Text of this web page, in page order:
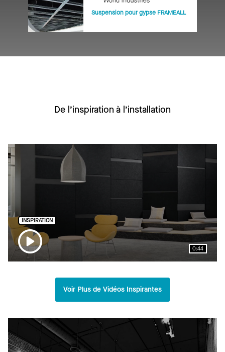
Suspension pour gypse FRAMEALL
De l’inspiration à l’installation
INSPIRATION
0:44
Voir Plus de Vidéos Inspirantes